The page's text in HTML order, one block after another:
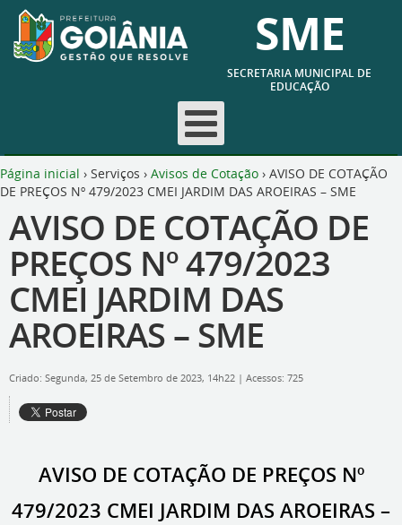
SME
SECRETARIA MUNICIPAL DE
EDUCAÇÃO
Página inicial › Serviços › Avisos de Cotação › AVISO DE COTAÇÃO
DE PREÇOS Nº 479/2023 CMEI JARDIM DAS AROEIRAS – SME
AVISO DE COTAÇÃO DE
PREÇOS Nº 479/2023
CMEI JARDIM DAS
AROEIRAS – SME
Criado: Segunda, 25 de Setembro de 2023, 14h22 | Acessos: 725
AVISO DE COTAÇÃO DE PREÇOS Nº
479/2023 CMEI JARDIM DAS AROEIRAS –